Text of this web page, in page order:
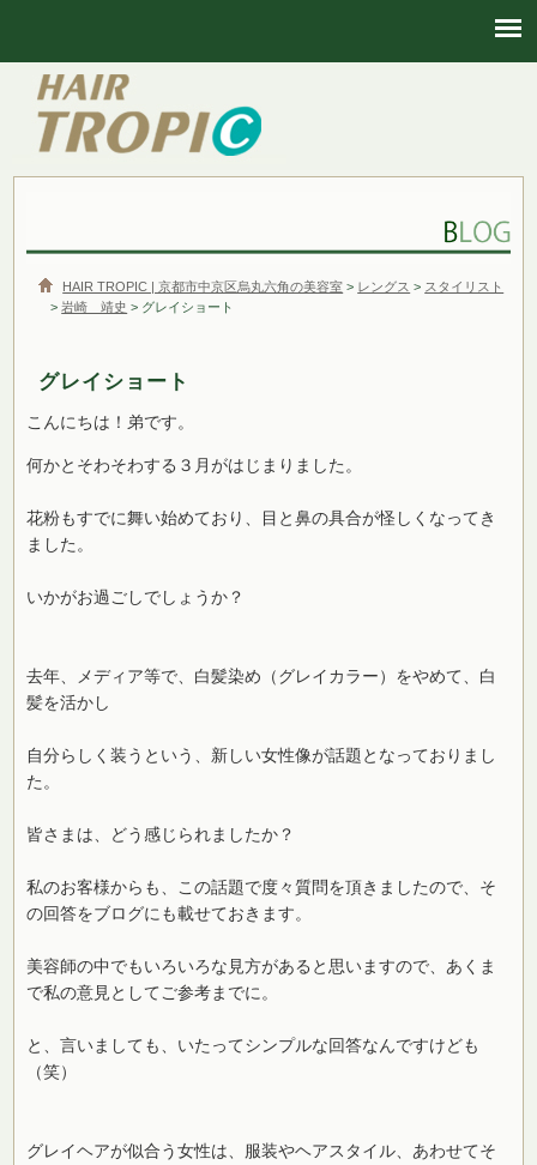
HAIR TROPIC | 京都市中京区烏丸六角の美容室 > レングス > スタイリスト
>岩崎 靖史 > グレイショート
グレイショート
こんにちは！弟です。
何かとそわそわする３月がはじまりました。
花粉もすでに舞い始めており、目と鼻の具合が怪しくなってき
ました。
いかがお過ごしでしょうか？
去年、メディア等で、白髪染め（グレイカラー）をやめて、白
髪を活かし
自分らしく装うという、新しい女性像が話題となっておりまし
た。
皆さまは、どう感じられましたか？
私のお客様からも、この話題で度々質問を頂きましたので、そ
の回答をブログにも載せておきます。
美容師の中でもいろいろな見方があると思いますので、あくま
で私の意見としてご参考までに。
と、言いましても、いたってシンプルな回答なんですけども
（笑）
グレイヘアが似合う女性は、服装やヘアスタイル、あわせてそ